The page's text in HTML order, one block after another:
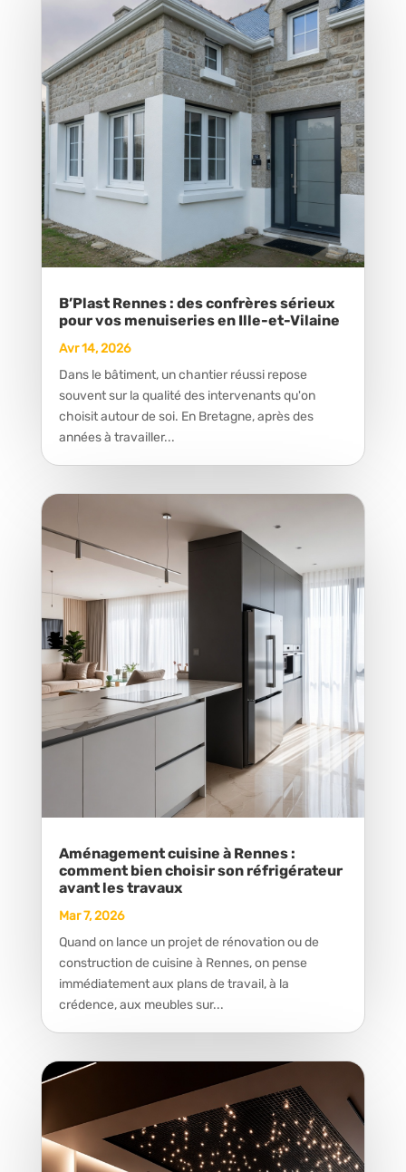
B’Plast Rennes : des confrères sérieux
pour vos menuiseries en Ille-et-Vilaine
Avr 14, 2026
Dans le bâtiment, un chantier réussi repose
souvent sur la qualité des intervenants qu'on
choisit autour de soi. En Bretagne, après des
années à travailler...
Aménagement cuisine à Rennes :
comment bien choisir son réfrigérateur
avant les travaux
Mar 7, 2026
Quand on lance un projet de rénovation ou de
construction de cuisine à Rennes, on pense
immédiatement aux plans de travail, à la
crédence, aux meubles sur...